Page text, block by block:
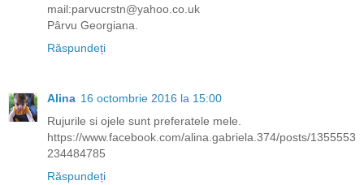
mail:parvucrstn@yahoo.co.uk
Pârvu Georgiana.
Răspundeți
Alina 16 octombrie 2016 la 15:00
Rujurile si ojele sunt preferatele mele.
https://www.facebook.com/alina.gabriela.374/posts/1355553
234484785
Răspundeți